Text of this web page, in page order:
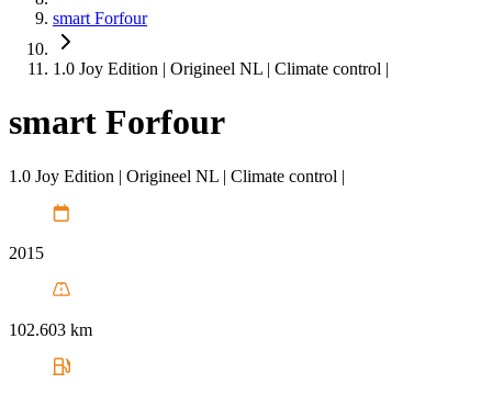
smart Forfour
1.0 Joy Edition | Origineel NL | Climate control |
smart Forfour
1.0 Joy Edition | Origineel NL | Climate control |
2015
102.603 km